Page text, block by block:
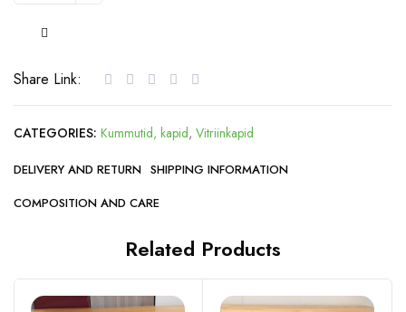
Share Link:
CATEGORIES: Kummutid, kapid, Vitriinkapid
DELIVERY AND RETURN SHIPPING INFORMATION
COMPOSITION AND CARE
Related Products